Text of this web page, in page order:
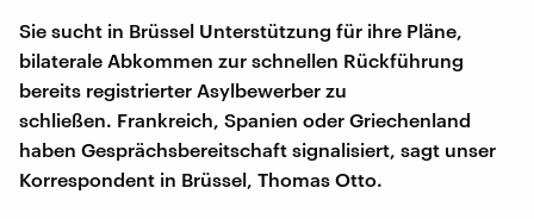
Sie sucht in Brüssel Unterstützung für ihre Pläne,
bilaterale Abkommen zur schnellen Rückführung
bereits registrierter Asylbewerber zu
schließen. Frankreich, Spanien oder Griechenland
haben Gesprächsbereitschaft signalisiert, sagt unser
Korrespondent in Brüssel, Thomas Otto.